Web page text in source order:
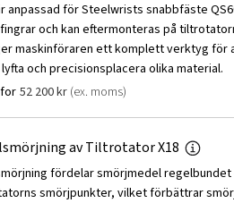
anpassad för Steelwrists snabbfäste
och kan eftermonteras på
maskinföraren ett komplett verktyg för
och precisionsplacera olika material.
52 200kr (ex. moms)
av Tiltrotator X18
fördelar smörjmedel
smörjpunkter, vilket förbättrar